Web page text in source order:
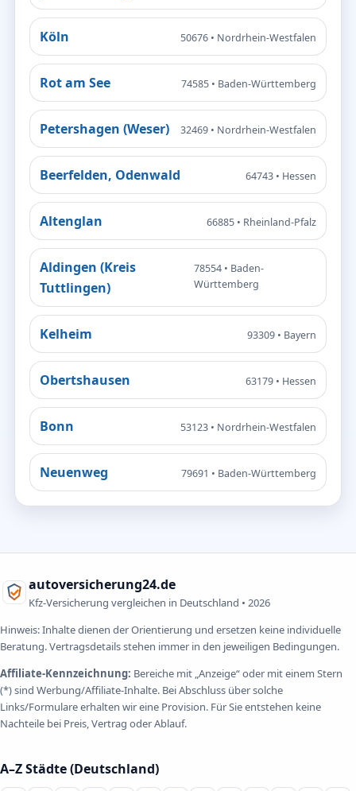
Köln 50676 • Nordrhein-Westfalen
Rot am See 74585 • Baden-Württemberg
Petershagen (Weser) 32469 • Nordrhein-Westfalen
Beerfelden, Odenwald 64743 • Hessen
Altenglan 66885 • Rheinland-Pfalz
Aldingen (Kreis
Tuttlingen)
78554 • Baden-
Württemberg
Kelheim 93309 • Bayern
Obertshausen 63179 • Hessen
Bonn 53123 • Nordrhein-Westfalen
Neuenweg 79691 • Baden-Württemberg
autoversicherung24.de
Kfz-Versicherung vergleichen in Deutschland • 2026
Hinweis: Inhalte dienen der Orientierung und ersetzen keine individuelle
Beratung. Vertragsdetails stehen immer in den jeweiligen Bedingungen.
Affiliate-Kennzeichnung: Bereiche mit „Anzeige“ oder mit einem Stern
(*) sind Werbung/Affiliate-Inhalte. Bei Abschluss über solche
Links/Formulare erhalten wir eine Provision. Für Sie entstehen keine
Nachteile bei Preis, Vertrag oder Ablauf.
A–Z Städte (Deutschland)